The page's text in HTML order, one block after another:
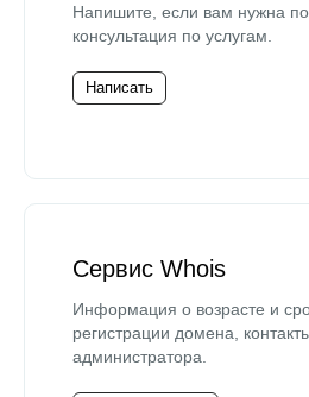
Напишите, если вам нужна
консультация по услугам.
Написать
Сервис Whois
Информация о возрасте и
регистрации домена,
администратора.